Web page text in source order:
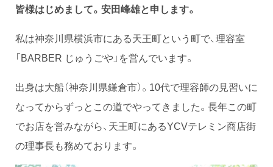
皆様はじめまして。安田峰雄と申します。
私は神奈川県横浜市にある天王町という町で、理容室
「BARBER じゅうごや」を営んでいます。
出身は大船（神奈川県鎌倉市）。10代で理容師の見習いに
なってからずっとこの道でやってきました。長年この町
でお店を営みながら、天王町にあるYCVテレミン商店街
の理事長も務めております。